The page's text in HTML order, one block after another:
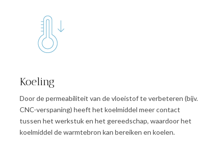
Koeling
Door de permeabiliteit van de vloeistof te verbeteren (bijv.
CNC-verspaning) heeft het koelmiddel meer contact
tussen het werkstuk en het gereedschap, waardoor het
koelmiddel de warmtebron kan bereiken en koelen.